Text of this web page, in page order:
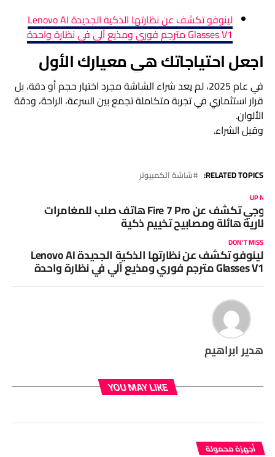
لينوفو تكشف عن نظارتها الذكية الجديدة Lenovo AI
Glasses V1 مترجم فوري ومذيع آلي في نظارة واحدة
اجعل احتياجاتك هي معيارك الأول
في عام 2025، لم يعد شراء الشاشة مجرد اختيار حجم أو دقة، بل
قرار استثماري في تجربة متكاملة تجمع بين السرعة، الراحة، ودقة
الألوان.
وقبل الشراء.
RELATED TOPICS: شاشة الكمبيوتر
UP
دووجي تكشف عن Fire 7 Pro هاتف صلب للمغامرات
هائلة ومصابيح تخييم ذكية
DON'T MISS
لينوفو تكشف عن نظارتها الذكية الجديدة Lenovo AI
Glasses V1 مترجم فوري ومذيع آلي في نظارة واحدة
هدير ابراهيم
YOU MAY LIKE
أجهزة محمولة